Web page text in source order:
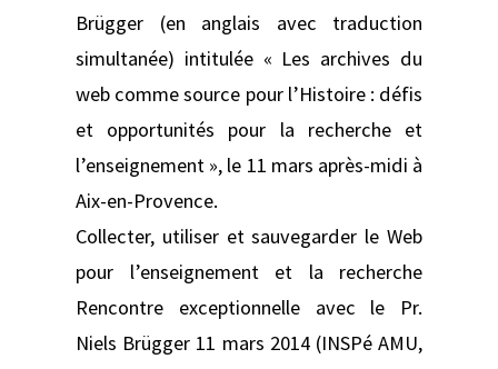
Brügger (en anglais avec traduction
simultanée) intitulée « Les archives du
web comme source pour l’Histoire : défis
et opportunités pour la recherche et
l’enseignement », le 11 mars après-midi à
Aix-en-Provence.
Collecter, utiliser et sauvegarder le Web
pour l’enseignement et la recherche
Rencontre exceptionnelle avec le Pr.
Niels Brügger 11 mars 2014 (INSPé AMU,